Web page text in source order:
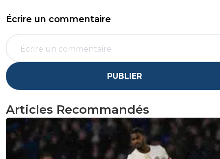
Écrire un commentaire
PUBLIER
Articles Recommandés